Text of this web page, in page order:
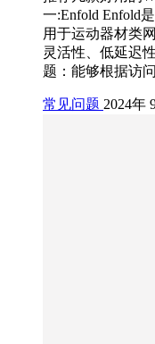
一:Enfold Enfold
用于运动器材类
灵活性、低延迟
题：能够根据访
常见问题 2024年